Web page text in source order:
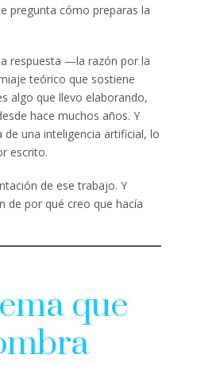
pregunta cómo preparas la
respuesta —la razón por la
teórico que sostiene
algo que llevo elaborando,
hace muchos años. Y
una inteligencia artificial, lo
escrito.
de ese trabajo. Y
de por qué creo que hacía
que